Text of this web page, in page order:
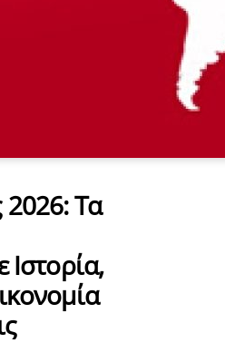
2026: Τα
Ιστορία,